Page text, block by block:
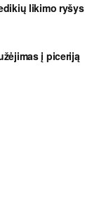
likimo ryšys
į piceriją